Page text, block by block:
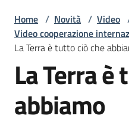
Argomenti
Novità
Home / Novità / Video
Video cooperazione
La Terra è tutto ciò che
La Terra
abbiamo